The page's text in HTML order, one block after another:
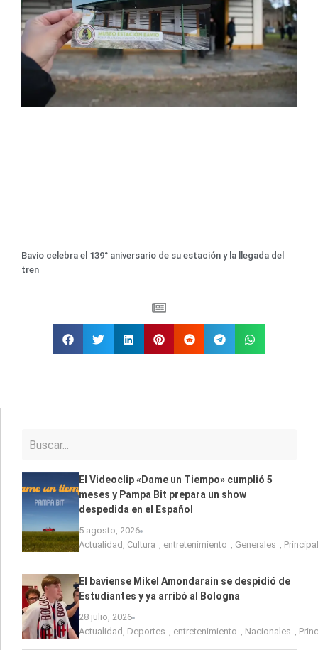
Bavio celebra el 139° aniversario de su estación y la llegada del
tren
El Videoclip «Dame un Tiempo» cumplió 5
meses y Pampa Bit prepara un show
despedida en el Español
5 agosto, 2026
Actualidad , Cultura , entretenimiento , Generales ,
El baviense Mikel Amondarain se despidió de
Estudiantes y ya arribó al Bologna
28 julio, 2026
Actualidad , Deportes , entretenimiento , Nacionales ,